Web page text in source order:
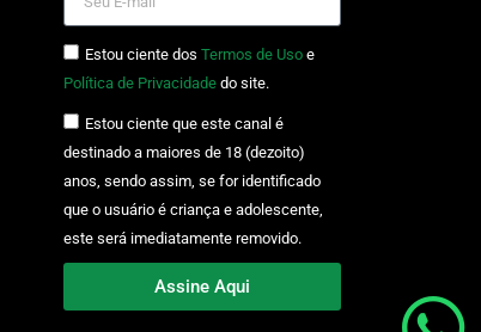
Estou ciente dos Termos de Usoe
Política de Privacidadedo site.
Estou ciente que este canal é
destinado a maiores de 18 (dezoito)
anos, sendo assim, se for identificado
que o usuário é criança e adolescente,
este será imediatamente removido.
Assine Aqui